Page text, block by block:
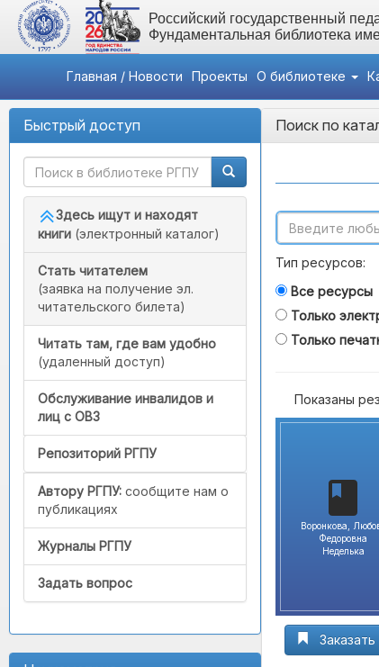
Российский государственный
Фундаментальная библиотека
Главная / Новости Проекты О библиотеке
Быстрый доступ
Здесь ищут и находят
книги (электронный каталог)
Стать читателем
(заявка на получение эл.
читательского билета)
Читать там, где вам удобно
(удаленный доступ)
Обслуживание инвалидов и
лиц с ОВЗ
Репозиторий РГПУ
Автору РГПУ: сообщите нам о
публикациях
Журналы РГПУ
Задать вопрос
Поиск по
Тип ресурсов:
Все ресурсы
Только
Только
Показаны
Воронкова,
Федоровна
Неделька
Заказать